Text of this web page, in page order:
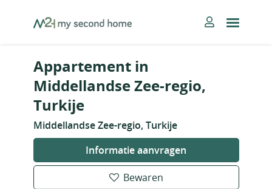
MySecondHome
Appartement in
Middellandse Zee-regio,
Turkije
Middellandse Zee-regio, Turkije
Informatie aanvragen
Bewaren